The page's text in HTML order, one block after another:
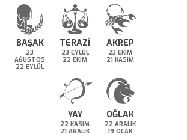
BAŞAK
23
AĞUSTOS
22 EYLÜL
TERAZİ
23 EYLÜL
22 EKİM
AKREP
23 EKİM
21 KASIM
YAY
22 KASIM
21 ARALIK
OĞLAK
22 ARALIK
19 OCAK